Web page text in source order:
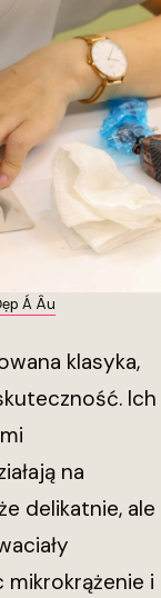
Á Âu
klasyka,
Ich
na
delikatnie, ale
i